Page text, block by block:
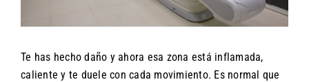
Te has hecho daño y ahora esa zona está inflamada,
caliente y te duele con cada movimiento. Es normal que